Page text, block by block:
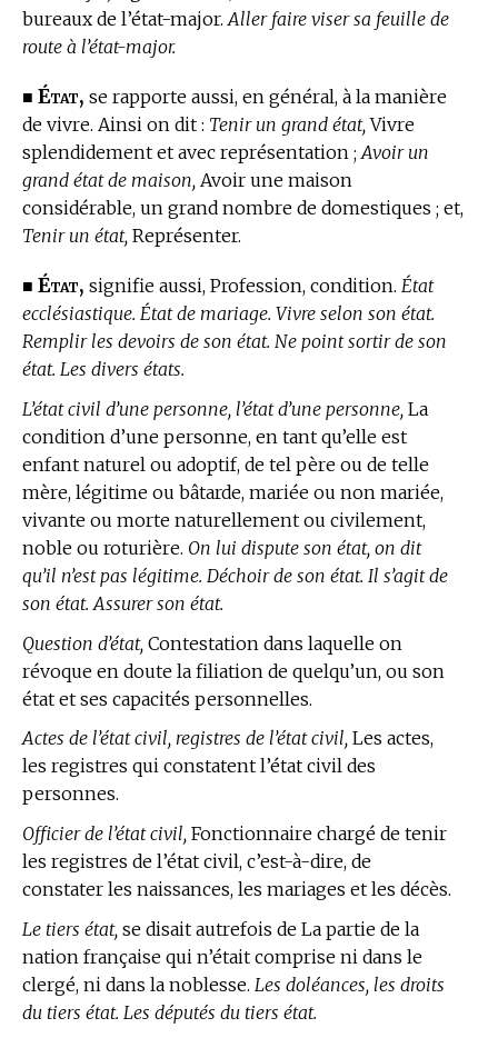
bureaux de l’état-major.Aller faire viser sa feuille de
route à l’état-major.
■ État, se rapporte aussi, en général, à la manière
de vivre. Ainsi on dit : Tenir un grand état,Vivre
splendidement et avec représentation ;Avoir un
grand état de maison, Avoir une maison
considérable, un grand nombre de domestiques ; et,
Tenir un état, Représenter.
■ État, signifie aussi, Profession, condition. État
ecclésiastique. État de mariage. Vivre selon son état.
Remplir les devoirs de son état. Ne point sortir de son
état. Les divers états.
L’état civil d’une personne, l’état d’une personne, La
condition d’une personne, en tant qu’elle est
enfant naturel ou adoptif, de tel père ou de telle
mère, légitime ou bâtarde, mariée ou non mariée,
vivante ou morte naturellement ou civilement,
noble ou roturière. On lui dispute son état, on dit
qu’il n’est pas légitime. Déchoir de son état. Il s’agit de
son état. Assurer son état.
Question d’état, Contestation dans laquelle on
révoque en doute la filiation de quelqu’un, ou son
état et ses capacités personnelles.
Actes de l’état civil, registres de l’état civil, Les actes,
les registres qui constatent l’état civil des
personnes.
Officier de l’état civil, Fonctionnaire chargé de tenir
les registres de l’état civil, c’est-à-dire, de
constater les naissances, les mariages et les décès.
Le tiers état, se disait autrefois de La partie de la
nation française qui n’était comprise ni dans le
clergé, ni dans la noblesse. Les doléances, les droits
du tiers état. Les députés du tiers état.